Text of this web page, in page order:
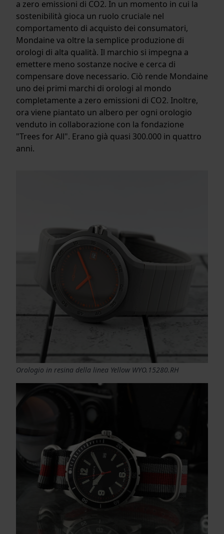
a zero emissioni di CO2. In un momento in cui la
sostenibilità gioca un ruolo cruciale nel
comportamento di acquisto dei consumatori,
Mondaine va oltre la semplice produzione di
orologi di alta qualità. Il marchio si impegna a
emettere meno sostanze nocive e cerca di
compensare dove necessario. Ciò rende Mondaine
uno dei primi marchi di orologi al mondo
completamente a zero emissioni di CO2. Inoltre,
ora viene piantato un albero per ogni orologio
venduto in collaborazione con la fondazione
"Trees for All". Erano già quasi 300.000 in quattro
anni.
Orologio in resina della linea Yellow WYO.15280.RH